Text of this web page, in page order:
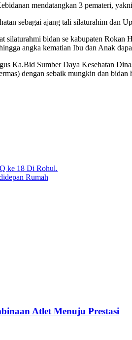
mendatangkan 3 pemateri,
sebagai ajang tali silaturahim dan
silaturahmi bidan se kabupaten
angka kematian Ibu dan Anak
Ka.Bid Sumber Daya Kesehatan
dengan sebaik mungkin dan bidan
ke 18 Di Rohul.
Rumah
Atlet Menuju Prestasi